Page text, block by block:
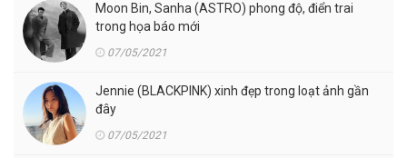
Moon Bin, Sanha (ASTRO) phong độ, điển trai
trong họa báo mới
07/05/2021
Jennie (BLACKPINK) xinh đẹp trong loạt ảnh gần
đây
07/05/2021